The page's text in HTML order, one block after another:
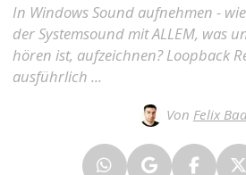
In Windows Sound aufnehmen -
der Systemsound mit ALLEM, was
hören ist, aufzeichnen? Loopback
ausführlich ...
Von Felix